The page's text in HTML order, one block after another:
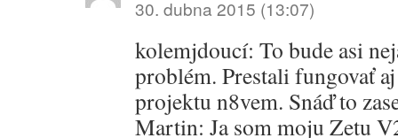
30. dubna 2015 (13:07)
kolemjdoucí: To bude asi
problém. Prestali fungovať
projektu n8vem. Snáď to
Martin: Ja som moju Zetu